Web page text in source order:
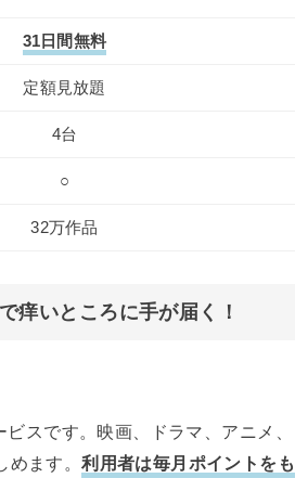
31日間無料
定額見放題
4台
○
32万作品
痒いところに手が届く！
スです。映画、ドラマ、アニメ、
めます。利用者は毎月ポイントをも